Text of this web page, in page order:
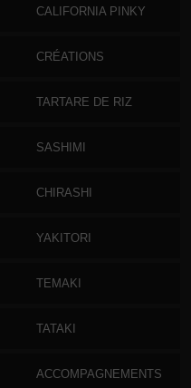
CALIFORNIA PINKY
CRÉATIONS
TARTARE DE RIZ
SASHIMI
CHIRASHI
YAKITORI
TEMAKI
TATAKI
ACCOMPAGNEMENTS